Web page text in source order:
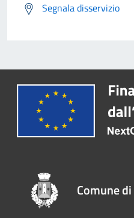
Segnala disservizio
Comune